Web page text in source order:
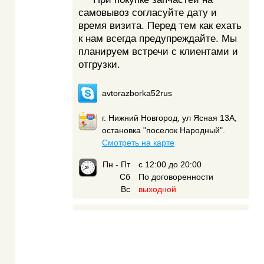
самовывоз согласуйте дату и
время визита. Перед тем как ехать
к нам всегда предупреждайте. Мы
планируем встречи с клиентами и
отгрузки.
avtorazborka52rus
г. Нижний Новгород, ул Ясная 13А,
остановка "поселок Народный".
Смотреть на карте
Пн - Пт
с 12:00 до 20:00
Сб
По договоренности
Вс
выходной